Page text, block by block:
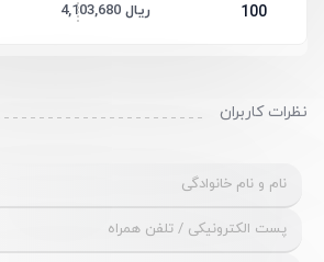
100 4,103,680 ریال
نظرات کاربران